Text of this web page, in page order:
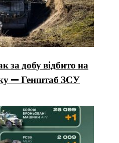
за добу відбито на
— Генштаб ЗСУ